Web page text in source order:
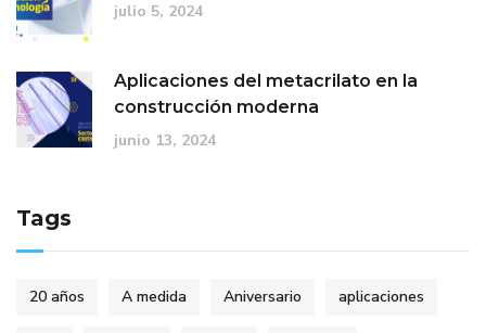
julio 5, 2024
Aplicaciones del metacrilato en la
construcción moderna
junio 13, 2024
Tags
20 años A medida Aniversario aplicaciones